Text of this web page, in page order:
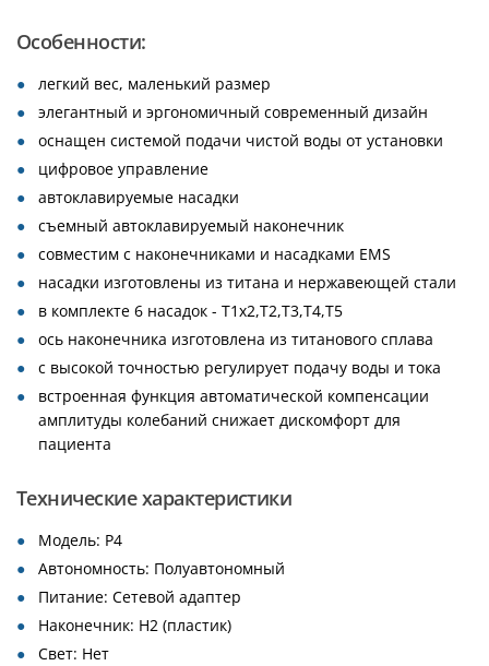
Особенности:
легкий вес, маленький размер
элегантный и эргономичный современный дизайн
оснащен системой подачи чистой воды от установки
цифровое управление
автоклавируемые насадки
съемный автоклавируемый наконечник
совместим с наконечниками и насадками EMS
насадки изготовлены из титана и нержавеющей стали
в комплекте 6 насадок - Т1х2,Т2,Т3,Т4,Т5
ось наконечника изготовлена из титанового сплава
с высокой точностью регулирует подачу воды и тока
встроенная функция автоматической компенсации
амплитуды колебаний снижает дискомфорт для
пациента
Технические характеристики
Модель: P4
Автономность: Полуавтономный
Питание: Сетевой адаптер
Наконечник: H2 (пластик)
Свет: Нет